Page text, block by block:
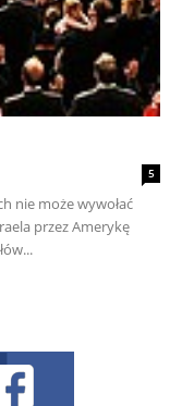
5
nie może wywołać
przez Amerykę